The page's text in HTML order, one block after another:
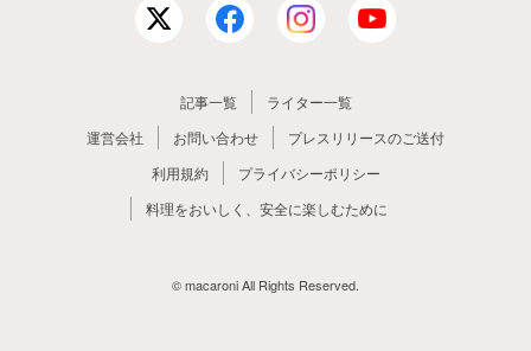
記事一覧
ライター一覧
運営会社
お問い合わせ
プレスリリースのご送付
利用規約
プライバシーポリシー
料理をおいしく、安全に楽しむために
© macaroni All Rights Reserved.